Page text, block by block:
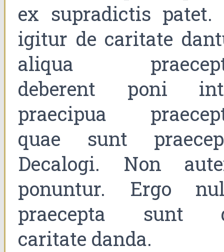
ex supradictis patet.
igitur de caritate
aliqua
deberent poni
praecipua
quae sunt
Decalogi. Non
ponuntur. Ergo
praecepta sunt
caritate danda.